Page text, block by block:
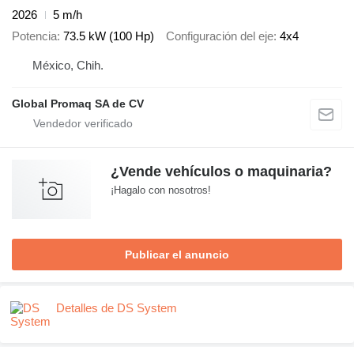
2026
5 m/h
Potencia 73.5 kW (100 Hp) Configuración del eje 4x4
México, Chih.
Global Promaq SA de CV
¿Vende vehículos o maquinaria?
¡Hagalo con nosotros!
Publicar el anuncio
Detalles de DS System